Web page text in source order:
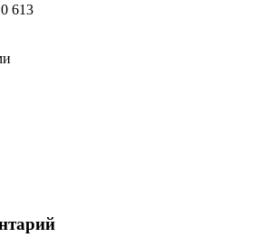
0 613